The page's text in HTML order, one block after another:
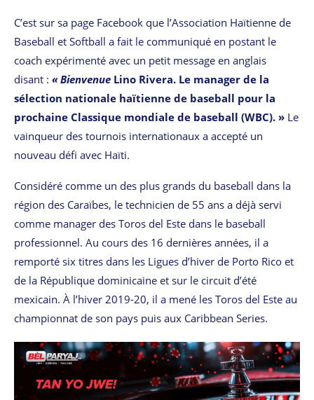
C’est sur sa page Facebook que l’Association Haïtienne de
Baseball et Softball a fait le communiqué en postant le
coach expérimenté avec un petit message en anglais
disant : « Bienvenue Lino Rivera. Le manager de la
sélection nationale haïtienne de baseball pour la
prochaine Classique mondiale de baseball (WBC). » Le
vainqueur des tournois internationaux a accepté un
nouveau défi avec Haïti.
Considéré comme un des plus grands du baseball dans la
région des Caraïbes, le technicien de 55 ans a déjà servi
comme manager des Toros del Este dans le baseball
professionnel. Au cours des 16 dernières années, il a
remporté six titres dans les Ligues d’hiver de Porto Rico et
de la République dominicaine et sur le circuit d’été
mexicain. À l’hiver 2019-20, il a mené les Toros del Este au
championnat de son pays puis aux Caribbean Series.